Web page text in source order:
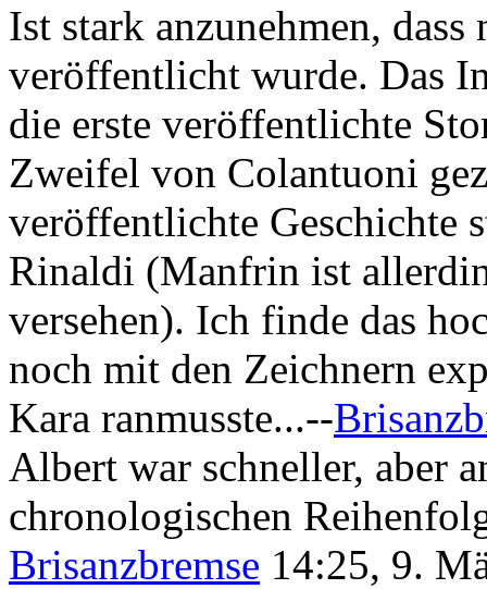
Ist stark anzunehmen,
veröffentlicht wurde. Das
die erste veröffentlichte
Zweifel von Colantuoni
veröffentlichte Geschichte
Rinaldi (Manfrin ist
versehen). Ich finde das
noch mit den Zeichnern
Kara ranmusste...--
Albert war schneller, aber
chronologischen
Brisanzbremse 14:25, 9.